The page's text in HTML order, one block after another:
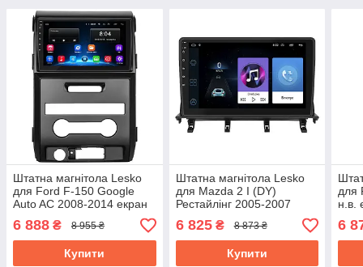
Штатна магнітола Lesko
для Ford F-150 Google
Auto AC 2008-2014 екран
9" 2/32Gb Wi-Fi GPS Base
Форд
6 888 ₴ 8 955 ₴
Купити
Штатна магнітола Lesko
для Mazda 2 I (DY)
Рестайлінг 2005-2007
GPS Base Мазда
6 825₴ 8 873 ₴
Купити
для
н.в.
6